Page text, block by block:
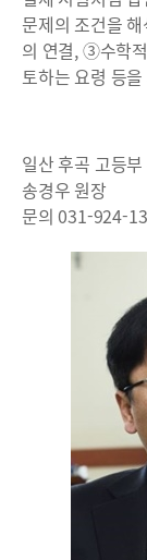
문제의 조건을
의 연결, ③수학
토하는 요령 등
일산 후곡 고등
송경우 원장
문의 031-924-